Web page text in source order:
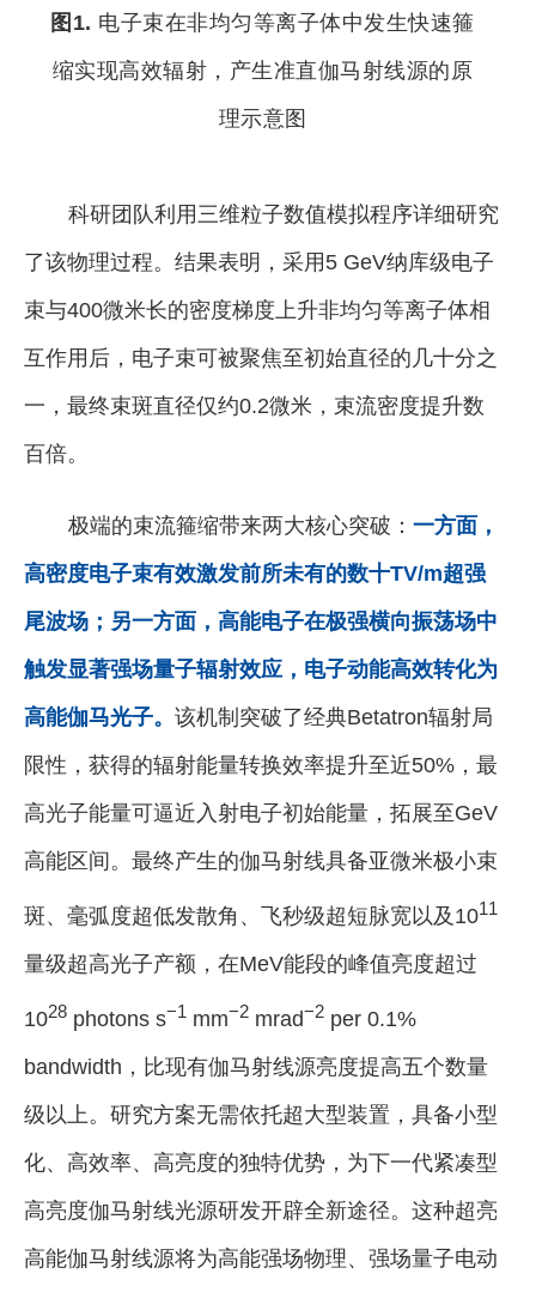
图1. 电子束在非均匀等离子体中发生快速箍
缩实现高效辐射，产生准直伽马射线源的原
理示意图
科研团队利用三维粒子数值模拟程序详细研究
了该物理过程。结果表明，采用5 GeV纳库级电子
束与400微米长的密度梯度上升非均匀等离子体相
互作用后，电子束可被聚焦至初始直径的几十分之
一，最终束斑直径仅约0.2微米，束流密度提升数
百倍。
极端的束流箍缩带来两大核心突破：一方面，
高密度电子束有效激发前所未有的数十TV/m超强
尾波场；另一方面，高能电子在极强横向振荡场中
触发显著强场量子辐射效应 ，电子动能高效转化为
高能伽马光子。 该机制突破了经典Betatron辐射局
限性，获得的辐射能量转换效率提升至近50%，最
高光子能量可逼近入射电子初始能量，拓展至GeV
高能区间。最终产生的伽马射线具备亚微米极小束
斑、毫弧度超低发散角、飞秒级超短脉宽以及1011
量级超高光子产额，在MeV能段的峰值亮度超过
1028 photons s−1 mm−2 mrad−2 per 0.1%
bandwidth，比现有伽马射线源亮度提高五个数量
级以上。研究方案无需依托超大型装置，具备小型
化、高效率、高亮度的独特优势，为下一代紧凑型
高亮度伽马射线光源研发开辟全新途径。这种超亮
高能伽马射线源将为高能强场物理、强场量子电动